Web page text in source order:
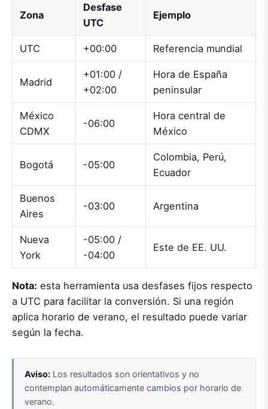
Zona
Desfase
UTC
Ejemplo
UTC +00:00 Referencia mundial
Madrid
+01:00 /
+02:00
Hora de España
peninsular
México
CDMX
-06:00
Hora central de
México
Bogotá -05:00
Colombia, Perú,
Ecuador
Buenos
Aires
-03:00 Argentina
Nueva
York
-05:00 /
-04:00
Este de EE. UU.
Nota: esta herramienta usa desfases fijos respecto
a UTC para facilitar la conversión. Si una región
aplica horario de verano, el resultado puede variar
según la fecha.
Aviso: Los resultados son orientativos y no
contemplan automáticamente cambios por horario de
verano.